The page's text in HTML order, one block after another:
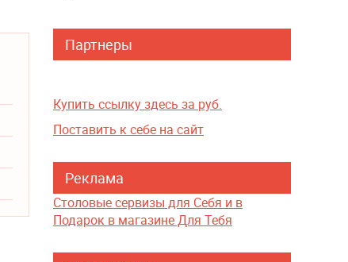
Партнеры
Купить ссылку здесь за руб.
Поставить к себе на сайт
Реклама
Столовые сервизы для Себя и в
Подарок в магазине Для Тебя